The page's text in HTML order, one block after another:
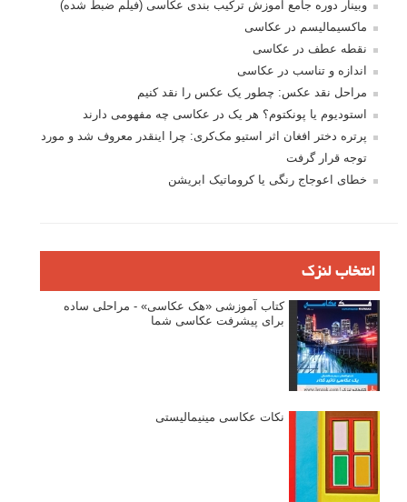
وبینار دوره جامع آموزش ترکیب بندی عکاسی (فیلم ضبط شده)
ماکسیمالیسم در عکاسی
نقطه عطف در عکاسی
اندازه و تناسب در عکاسی
مراحل نقد عکس: چطور یک عکس را نقد کنیم
استودیوم یا پونکتوم؟ هر یک در عکاسی چه مفهومی دارند
پرتره دختر افغان اثر استیو مک‌کری: چرا اینقدر معروف شد و مورد
توجه قرار گرفت
خطای اعوجاج رنگی یا کروماتیک ابریشن
انتخاب لنزک
کتاب آموزشی «هک عکاسی» - مراحلی ساده
برای پیشرفت عکاسی شما
نکات عکاسی مینیمالیستی